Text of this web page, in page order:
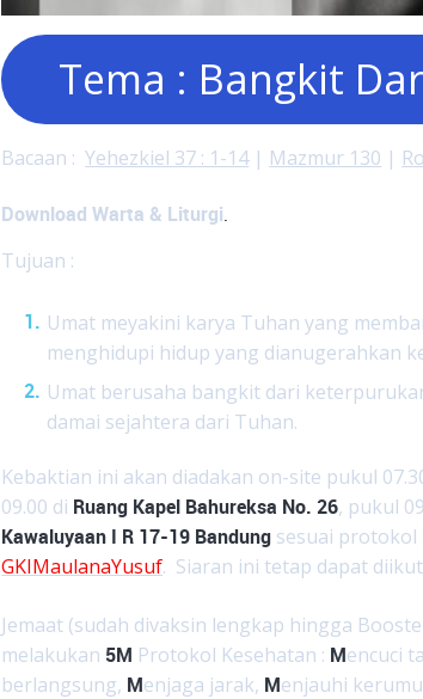
Tema : Bangkit
Bacaan :Yehezkiel 37 : 1-14| Mazmur 130 |
Download Warta & Liturgi.
Tujuan :
Umat meyakini karya Tuhan yang
menghidupi hidup yang dianugerahkan
Umat berusaha bangkit dari
damai sejahtera dari Tuhan.
Kebaktian ini akan diadakan on-site pukul
09.00 di Ruang Kapel Bahureksa No. 26, pukul
Kawaluyaan I R 17-19 Bandung sesuai protokol
GKIMaulanaYusuf. Siaran ini tetap dapat
Jemaat (sudah divaksin lengkap hingga
melakukan 5M Protokol Kesehatan : Mencuci
berlangsung, Menjaga jarak, Menjauhi